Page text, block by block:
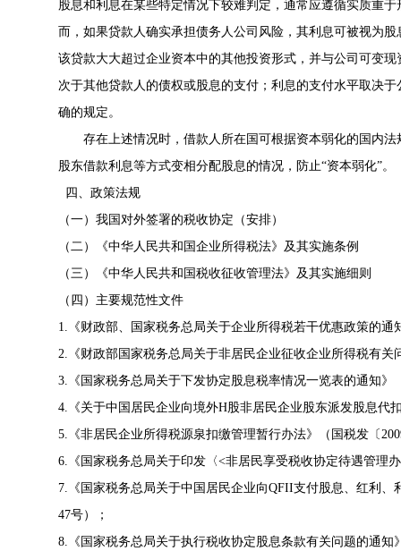
股息和利息在某些特定情况下较难判定，通常应遵循实质重
而，如果贷款人确实承担债务人公司风险，其利息可被视为
该贷款大大超过企业资本中的其他投资形式，并与公司可变
次于其他贷款人的债权或股息的支付；利息的支付水平取决
确的规定。
存在上述情况时，借款人所在国可根据资本弱化的国内
股东借款利息等方式变相分配股息的情况，防止“资本弱化”。
四、政策法规
（一）我国对外签署的税收协定（安排）
（二）《中华人民共和国企业所得税法》及其实施条例
（三）《中华人民共和国税收征收管理法》及其实施细则
（四）主要规范性文件
1.《财政部、国家税务总局关于企业所得税若干优惠政策的通
2.《财政部国家税务总局关于非居民企业征收企业所得税有关
3.《国家税务总局关于下发协定股息税率情况一览表的通知》
4.《关于中国居民企业向境外H股非居民企业股东派发股息代
5.《非居民企业所得税源泉扣缴管理暂行办法》（国税发〔
6.《国家税务总局关于印发〈<非居民享受税收协定待遇管理
7.《国家税务总局关于中国居民企业向QFII支付股息、红利
47号）；
8.《国家税务总局关于执行税收协定股息条款有关问题的通知